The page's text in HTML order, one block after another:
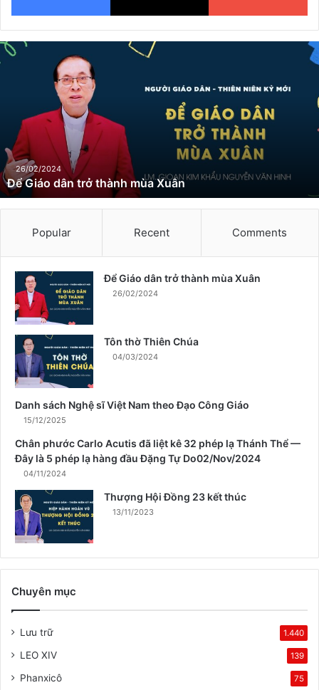
Đ
ể
â
n
t
r
ở
à
26/02/2024
Để Giáo dân trở thành mùa Xuân
Popular Recent Comments
Để Giáo dân trở thành mùa Xuân
26/02/2024
Tôn thờ Thiên Chúa
04/03/2024
Danh sách Nghệ sĩ Việt Nam theo Đạo Công Giáo
15/12/2025
Chân phước Carlo Acutis đã liệt kê 32 phép lạ Thánh Thể —
Đây là 5 phép lạ hàng đầu Đặng Tự Do02/Nov/2024
04/11/2024
Thượng Hội Đồng 23 kết thúc
13/11/2023
Chuyên mục
Lưu trữ 1.440
LEO XIV 139
Phanxicô 75